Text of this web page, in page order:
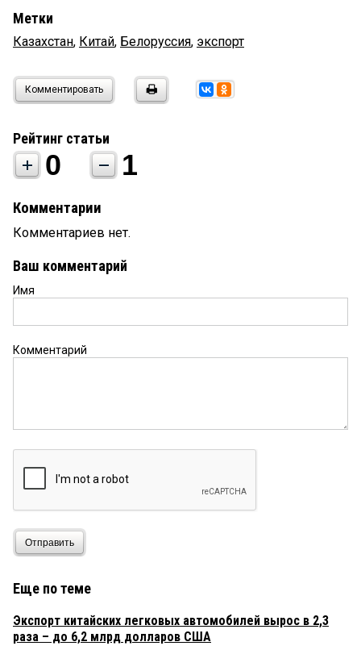
Метки
Казахстан, Китай, Белоруссия, экспорт
Комментировать
Рейтинг статьи
0 1
Комментарии
Комментариев нет.
Ваш комментарий
Имя
Комментарий
Отправить
Еще по теме
Экспорт китайских легковых автомобилей вырос в 2,3
раза – до 6,2 млрд долларов США